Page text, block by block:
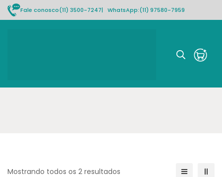
Fale conosco(11) 3500-7247| WhatsApp:(11) 97580-7959
Mostrando todos os 2 resultados